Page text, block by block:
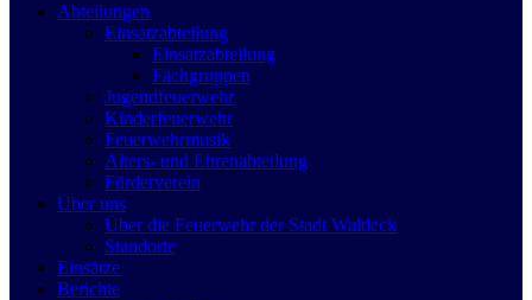
Abteilungen
Einsatzabteilung
Einsatzabteilung
Fachgruppen
Jugendfeuerwehr
Kinderfeuerwehr
Feuerwehrmusik
Alters- und Ehrenabteilung
Förderverein
Über uns
Über die Feuerwehr der Stadt Waldeck
Standorte
Einsätze
Berichte